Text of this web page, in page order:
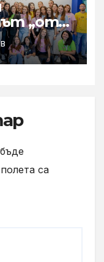
„от
на
с
са